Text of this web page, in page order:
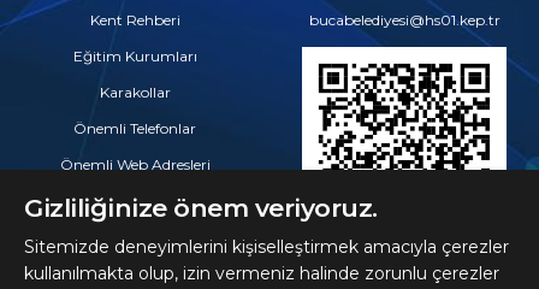
Kent Rehberi
Eğitim Kurumları
Karakollar
Önemli Telefonlar
Önemli Web Adresleri
Eczaneler
Hastaneler ve Tıp Merkezleri
bucabelediyesi@hs01.kep.tr
Gizliliğinize önem veriyoruz.
Sitemizde deneyimlerini kişiselleştirmek amacıyla çerezler
kullanılmakta olup, izin vermeniz halinde zorunlu çerezler